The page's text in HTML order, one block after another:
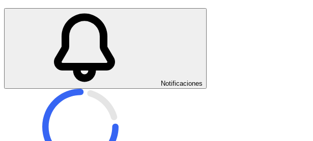
Notificaciones